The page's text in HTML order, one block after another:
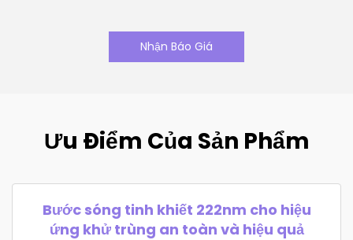
Nhận Báo Giá
Ưu Điểm Của Sản Phẩm
Bước sóng tinh khiết 222nm cho hiệu
ứng khử trùng an toàn và hiệu quả